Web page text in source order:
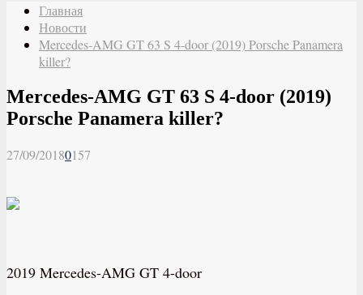
Главная
Новости
Mercedes-AMG GT 63 S 4-door (2019) Porsche Panamera
killer?
Mercedes-AMG GT 63 S 4-door (2019)
Porsche Panamera killer?
27/09/20180157
2019 Mercedes-AMG GT 4-door